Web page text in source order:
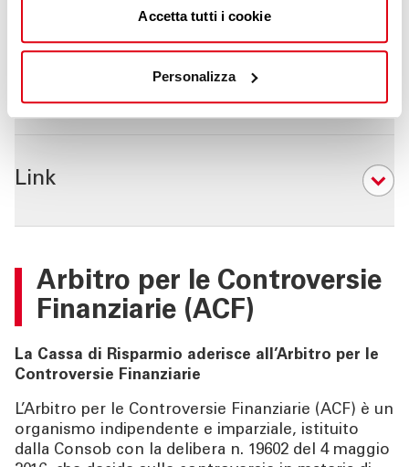
Accetta tutti i cookie
Personalizza
06
Link
Arbitro per le Controversie
Finanziarie (ACF)
La Cassa di Risparmio aderisce all’Arbitro per le
Controversie Finanziarie
L’Arbitro per le Controversie Finanziarie (ACF) è un
organismo indipendente e imparziale, istituito
dalla Consob con la delibera n. 19602 del 4 maggio